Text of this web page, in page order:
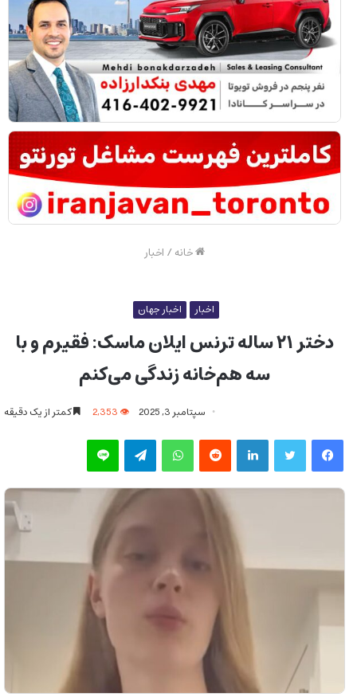
خانه/ اخبار
اخبار اخبار جهان
دختر ۲۱ ساله ترنس ایلان ماسک: فقیرم و با
سه هم‌خانه زندگی می‌کنم
سپتامبر 3, 2025 کمتر از یک دقیقه
فیس بوک توییتر لینکدین‫رددیت واتس آپ تلگرام لاین